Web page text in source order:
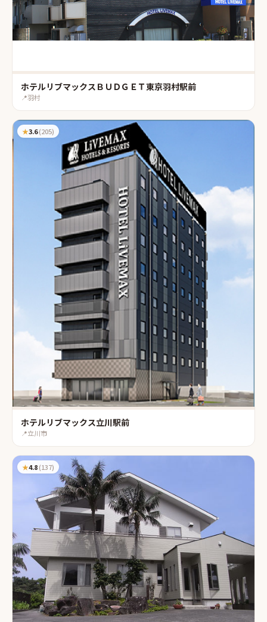
ホテルリブマックスＢＵＤＧＥＴ東京羽村駅前
📍羽村
★3.6(205)
ホテルリブマックス立川駅前
📍立川市
★4.8(137)